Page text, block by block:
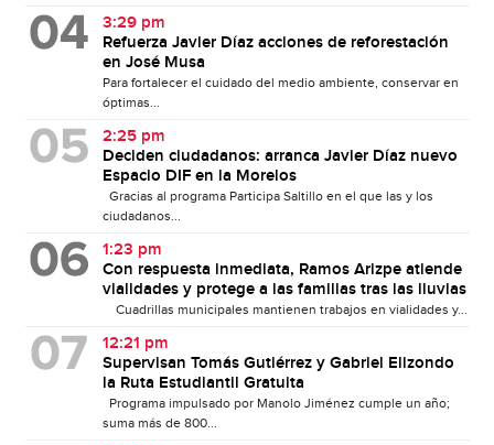
3:29 pm
Refuerza Javier Díaz acciones de reforestación
en José Musa
Para fortalecer el cuidado del medio ambiente, conservar en
óptimas...
2:25 pm
Deciden ciudadanos: arranca Javier Díaz nuevo
Espacio DIF en la Morelos
Gracias al programa Participa Saltillo en el que las y los
ciudadanos...
1:23 pm
Con respuesta inmediata, Ramos Arizpe atiende
vialidades y protege a las familias tras las lluvias
Cuadrillas municipales mantienen trabajos en vialidades y...
12:21 pm
Supervisan Tomás Gutiérrez y Gabriel Elizondo
la Ruta Estudiantil Gratuita
Programa impulsado por Manolo Jiménez cumple un año;
suma más de 800...